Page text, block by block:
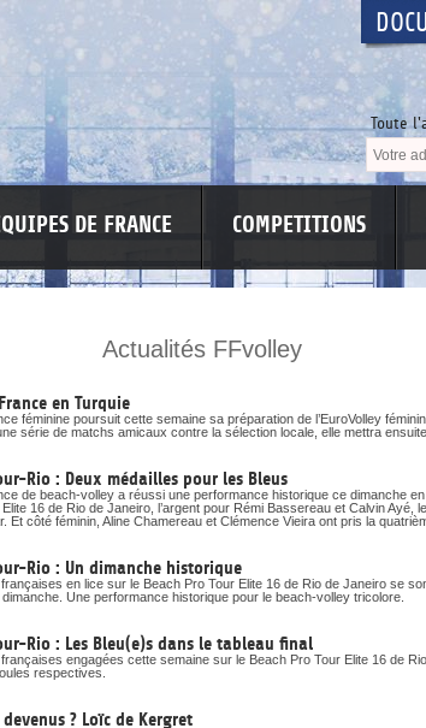
Toute
DE FRANCE COMPETITIONS
CORONAVIRUS
SANITAIRE
COVID-19
Actualités FFvolley
en Turquie
féminine poursuit cette semaine sa préparation de l’EuroVolley
série de matchs amicaux contre la sélection locale, elle mettra
Rio : Deux médailles pour les Bleus
de beach-volley a réussi une performance historique ce dimanche
16 de Rio de Janeiro, l’argent pour Rémi Bassereau et Calvin Ayé,
Et côté féminin, Aline Chamereau et Clémence Vieira ont pris la
Rio : Un dimanche historique
en lice sur le Beach Pro Tour Elite 16 de Rio de Janeiro se
Une performance historique pour le beach-volley tricolore.
Rio : Les Bleu(e)s dans le tableau final
engagées cette semaine sur le Beach Pro Tour Elite 16 de
respectives.
? Loïc de Kergret